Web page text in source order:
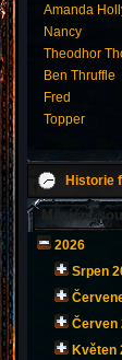
Amanda
Nancy
Theodhor
Ben Thruffle
Fred
Topper
Historie
Měsíční
2026
Srpen
Červen
Květen